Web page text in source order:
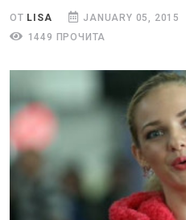
ОТ LISA JANUARY 05, 2015
1449 ПРОЧИТА